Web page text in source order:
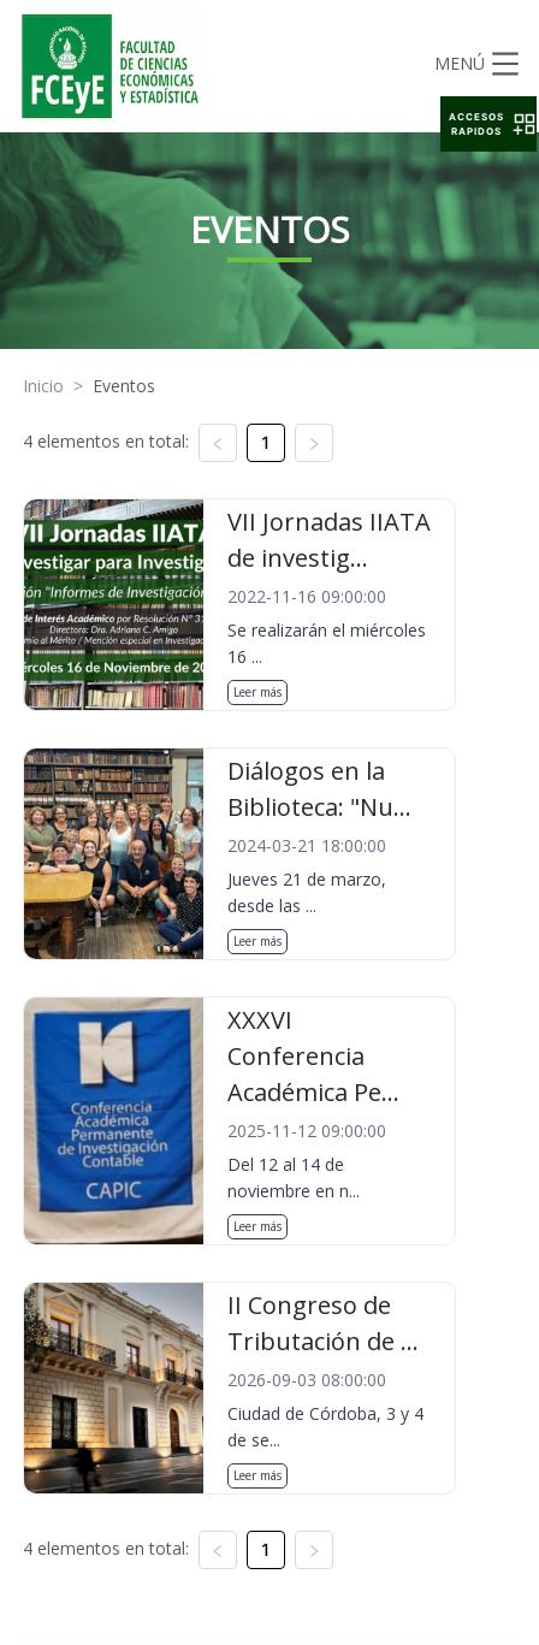
MENÚ
EVENTOS
Inicio > Eventos
4 elementos en total: 1
VII Jornadas IIATA
de investig...
2022-11-16 09:00:00
Se realizarán el miércoles
16 ...
Leer más
Diálogos en la
Biblioteca: "Nu...
2024-03-21 18:00:00
Jueves 21 de marzo,
desde las ...
Leer más
XXXVI
Conferencia
Académica Pe...
2025-11-12 09:00:00
Del 12 al 14 de
noviembre en n...
Leer más
II Congreso de
Tributación de ...
2026-09-03 08:00:00
Ciudad de Córdoba, 3 y 4
de se...
Leer más
4 elementos en total: 1
ACCESOS
RAPIDOS